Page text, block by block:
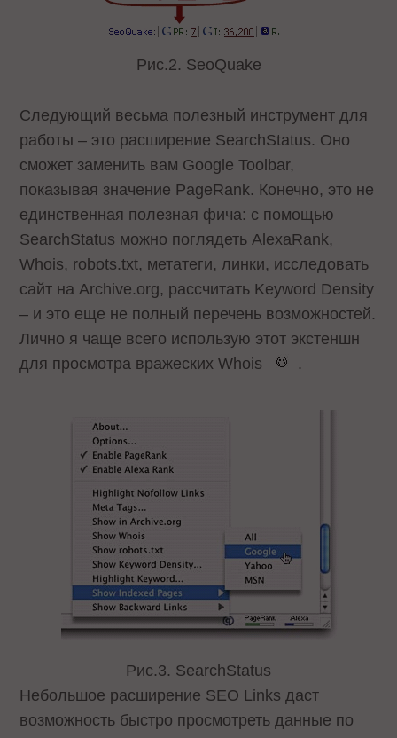
Рис.2. SeoQuake
Cледующий весьма полезный инструмент для
работы – это расширение SearchStatus. Оно
сможет заменить вам Google Toolbar,
показывая значение PageRank. Конечно, это не
единственная полезная фича: с помощью
SearchStatus можно поглядеть AlexaRank,
Whois, robots.txt, метатеги, линки, исследовать
сайт на Archive.org, рассчитать Keyword Density
– и это еще не полный перечень возможностей.
Лично я чаще всего использую этот экстеншн
для просмотра вражеских Whois
.
Рис.3. SearchStatus
Небольшое расширение SEO Links даст
возможность быстро просмотреть данные по